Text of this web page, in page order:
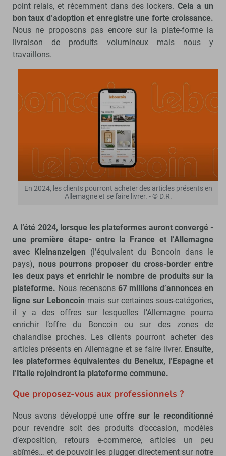
point relais, et récemment dans des lockers. Cela a un
bon taux d’adoption et enregistre une forte croissance.
Nous ne proposons pas encore sur la plate-forme la
livraison de produits volumineux mais nous y
travaillons.
En 2024, les clients pourront acheter des articles présents en
Allemagne et se faire livrer. - © D.R.
A l’été 2024, lorsque les plateformes auront convergé -
une première étape- entre la France et l’Allemagne
avec Kleinanzeigen (l’équivalent du Boncoin dans le
pays), nous pourrons proposer du cross-border entre
les deux pays et enrichir le nombre de produits sur la
plateforme. Nous recensons 67 millions d’annonces en
ligne sur Leboncoin mais sur certaines sous-catégories,
il y a des offres sur lesquelles l’Allemagne pourra
enrichir l’offre du Boncoin ou sur des zones de
chalandise proches. Les clients pourront acheter des
articles présents en Allemagne et se faire livrer. Ensuite,
les plateformes équivalentes du Benelux, l’Espagne et
l’Italie rejoindront la plateforme commune.
Que proposez-vous aux professionnels ?
Nous avons développé une offre sur le reconditionné
pour revendre soit des produits d’occasion, modèles
d’exposition, retours e-commerce, articles un peu
abîmés… et de pouvoir les plugger directement sur notre